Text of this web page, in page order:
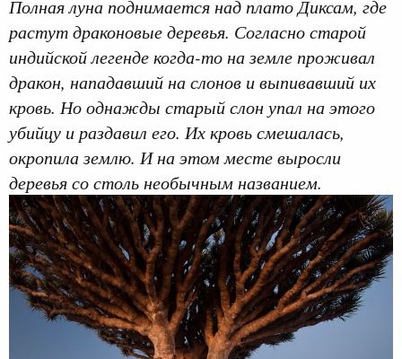
Полная луна поднимается над плато Диксам, где
растут драконовые деревья. Согласно старой
индийской легенде когда-то на земле проживал
дракон, нападавший на слонов и выпивавший их
кровь. Но однажды старый слон упал на этого
убийцу и раздавил его. Их кровь смешалась,
окропила землю. И на этом месте выросли
деревья со столь необычным названием.